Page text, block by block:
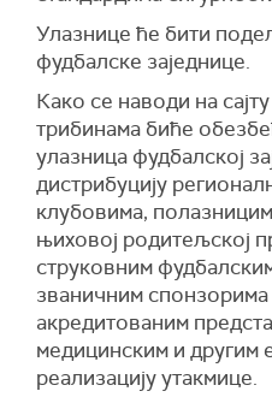
Улазнице ће бити
фудбалске заједнице.
Како се наводи на
трибинама биће
улазница фудбалској
дистрибуцију
клубовима,
њиховој родитељској
струковним
званичним
акредитованим
медицинским и другим
реализацију утакмице.